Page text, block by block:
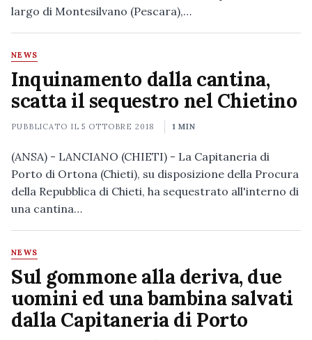
largo di Montesilvano (Pescara),…
NEWS
Inquinamento dalla cantina,
scatta il sequestro nel Chietino
PUBBLICATO IL5 OTTOBRE 2018 1 MIN
(ANSA) - LANCIANO (CHIETI) - La Capitaneria di
Porto di Ortona (Chieti), su disposizione della Procura
della Repubblica di Chieti, ha sequestrato all'interno di
una cantina…
NEWS
Sul gommone alla deriva, due
uomini ed una bambina salvati
dalla Capitaneria di Porto